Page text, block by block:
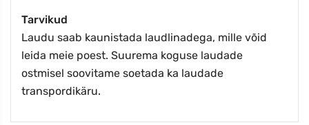
Tarvikud
Laudu saab kaunistada laudlinadega, mille võid
leida meie poest. Suurema koguse laudade
ostmisel soovitame soetada ka laudade
transpordikäru.